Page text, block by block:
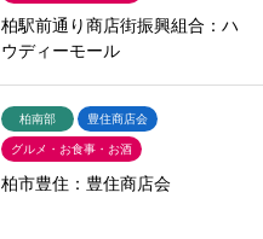
柏駅前通り商店街振興組合：ハ
ウディーモール
柏南部 豊住商店会
グルメ・お食事・お酒
柏市豊住：豊住商店会